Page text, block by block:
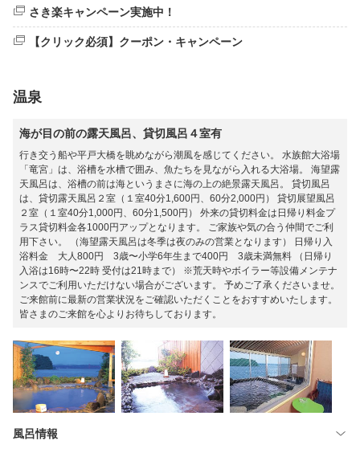
さき楽キャンペーン実施中！
【クリック必須】クーポン・キャンペーン
温泉
海が目の前の露天風呂、貸切風呂４室有
行き交う船や平戸大橋を眺めながら潮風を感じてください。 水族館大浴場
「竜宮」は、浴槽を水槽で囲み、魚たちを見ながら入れる大浴場。 海望露
天風呂は、浴槽の前は海というまさに海の上の絶景露天風呂。 貸切風呂
は、貸切露天風呂２室（１室40分1,600円、60分2,000円） 貸切展望風呂
２室（１室40分1,000円、60分1,500円） 外来の貸切料金は日帰り料金プ
ラス貸切料金各1000円アップとなります。 ご家族や気の合う仲間でご利
用下さい。 （海望露天風呂は冬季は夜のみの営業となります） 日帰り入
浴料金 大人800円 3歳〜小学6年生まで400円 3歳未満無料 （日帰り
入浴は16時〜22時 受付は21時まで） ※荒天時やボイラー等設備メンテナ
ンスでご利用いただけない場合がございます。 予めご了承くださいませ。
ご来館前に最新の営業状況をご確認いただくことをおすすめいたします。
皆さまのご来館を心よりお待ちしております。
風呂情報